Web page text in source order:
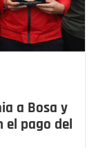
a Bosa y
el pago del